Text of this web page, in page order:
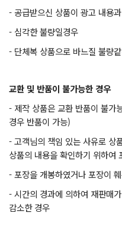
- 공급받으신 상품이 광고 내용
- 심각한 불량일경우
- 단체복 상품으로 바느질 불량
교환 및 반품이 불가능한 경우
- 제작 상품은 교환 반품이 불가
경우 반품이 가능)
- 고객님의 책임 있는 사유로 상
상품의 내용을 확인하기 위하여
- 포장을 개봉하였거나 포장이
- 시간의 경과에 의하여 재판매
감소한 경우